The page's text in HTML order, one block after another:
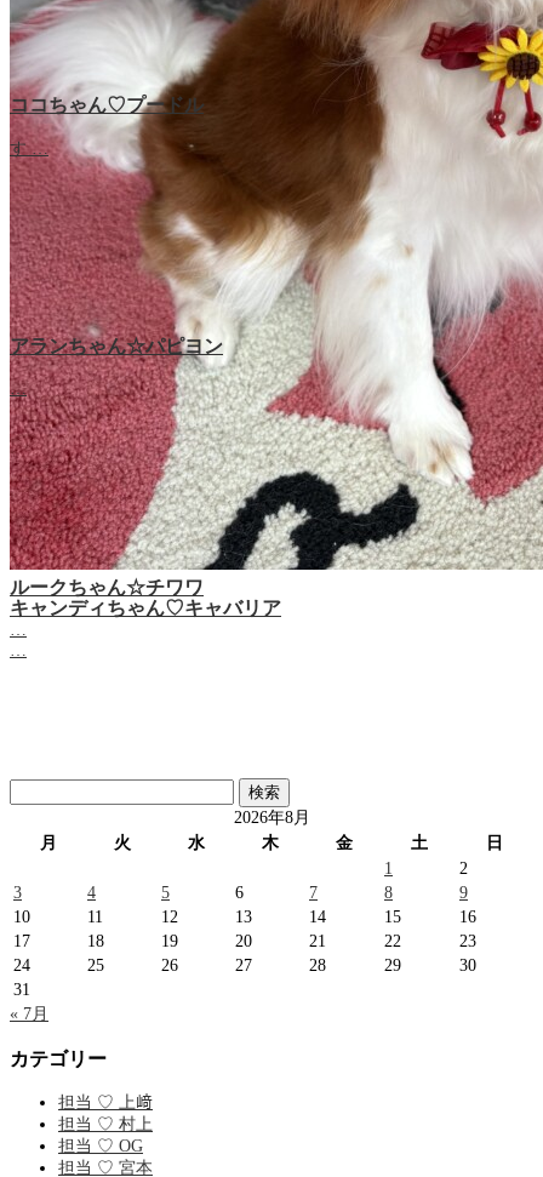
キャンディちゃん♡キャバリア
ココちゃん♡プードル
す …
アランちゃん☆パピヨン
…
ルークちゃん☆チワワ
索:
2026年8月
月
火 水 木 金 土
日
1
2
3
4 5 6 7 8
9
10
11 12 13 14 15
16
17
18 19 20 21 22
23
24
25 26 27 28 29
30
31
« 7月
カテゴリー
担当 ♡ 上﨑
担当 ♡ 村上
担当 ♡ OG
担当 ♡ 宮本